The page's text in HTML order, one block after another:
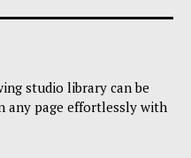
studio library can be
any page effortlessly with